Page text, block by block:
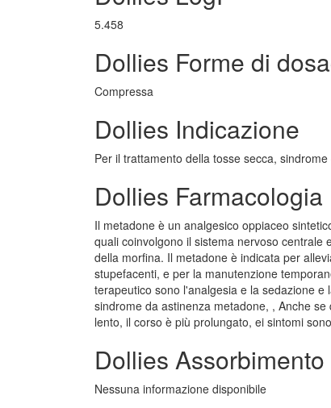
5.458
Dollies Forme di
Compressa
Dollies Indicazione
Per il trattamento della tosse secca,
Dollies Farmacologia
Il metadone è un analgesico oppiaceo
quali coinvolgono il sistema nervoso centrale
della morfina. Il metadone è indicata per
stupefacenti, e per la manutenzione
terapeutico sono l'analgesia e la sedazione
sindrome da astinenza metadone, , Anche
lento, il corso è più prolungato, ei sintomi
Dollies Assorbimento
Nessuna informazione disponibile